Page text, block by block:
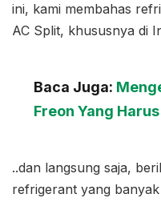
ini, kami membahas
AC Split, khususnya di
Baca Juga:
Freon Yang
..dan langsung saja,
refrigerant yang